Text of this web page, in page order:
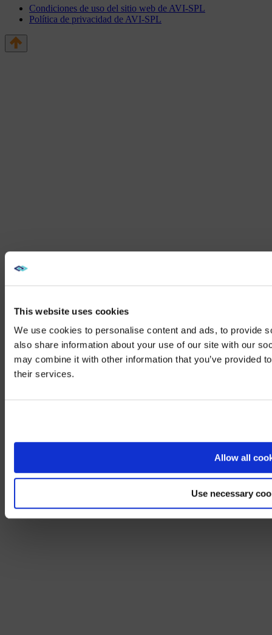
This website uses cookies
We use cookies to personalise content and ads, to provide
also share information about your use of our site with our
may combine it with other information that you’ve provided
their services.
Allow all
Use necessary
Condiciones de uso del sitio web de AVI-SPL
Política de privacidad de AVI-SPL
We noticed